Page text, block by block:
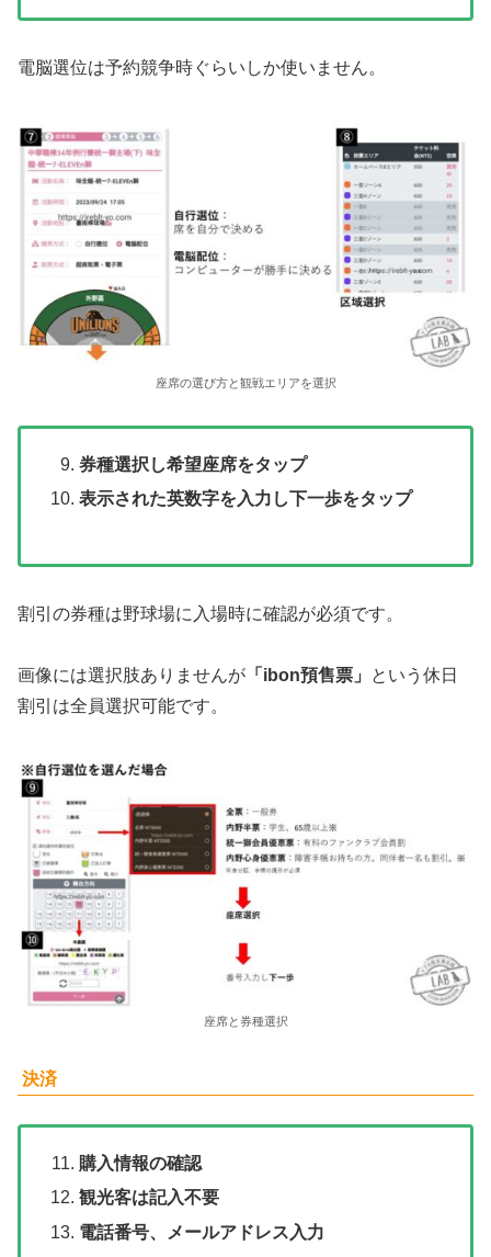
電脳選位は予約競争時ぐらいしか使いません。
座席の選び方と観戦エリアを選択
券種選択し希望座席をタップ
表示された英数字を入力し下一歩をタップ
割引の券種は野球場に入場時に確認が必須です。
画像には選択肢ありませんが 「ibon預售票」
という休日
割引は全員選択可能です。
座席と券種選択
決済
購入情報の確認
観光客は記入不要
電話番号、メールアドレス入力